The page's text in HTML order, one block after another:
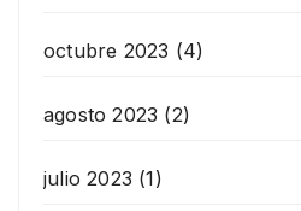
octubre 2023 (4)
agosto 2023 (2)
julio 2023 (1)